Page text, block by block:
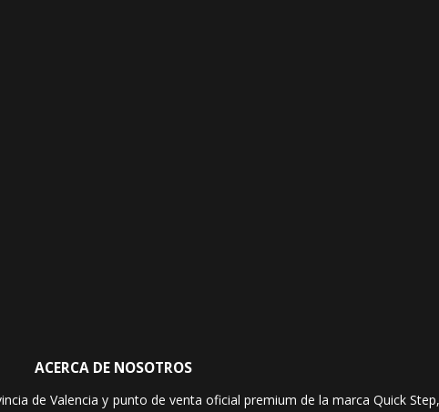
ACERCA DE NOSOTROS
de Valencia y punto de venta oficial premium de la marca Quick